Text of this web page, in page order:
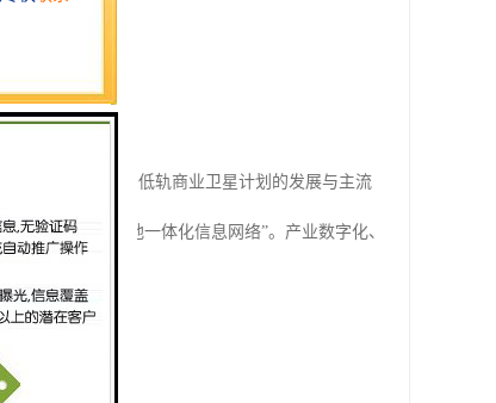
入5G整体框架，低轨商业卫星计划的发展与主流
图被称之为“天地一体化信息网络”。产业数字化、
定基础。